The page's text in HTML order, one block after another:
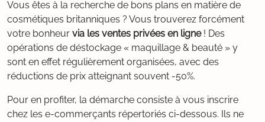
Vous êtes à la recherche de bons plans en matière de
cosmétiques britanniques ? Vous trouverez forcément
votre bonheur via les ventes privées en ligne! Des
opérations de déstockage « maquillage & beauté » y
sont en effet régulièrement organisées, avec des
réductions de prix atteignant souvent -50%.
Pour en profiter, la démarche consiste à vous inscrire
chez les e-commerçants répertoriés ci-dessous. Ils ne